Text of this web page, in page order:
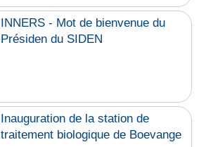
INNERS - Mot de bienvenue du
Présiden du SIDEN
Inauguration de la station de
traitement biologique de Boevange